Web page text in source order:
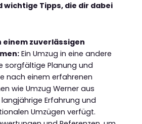
wichtige Tipps, die dir dabei
einem zuverlässigen
Ein Umzug in eine andere
sorgfältige Planung und
nach einem erfahrenen
wie Umzug Werner aus
Erfahrung und
Umzügen verfügt.